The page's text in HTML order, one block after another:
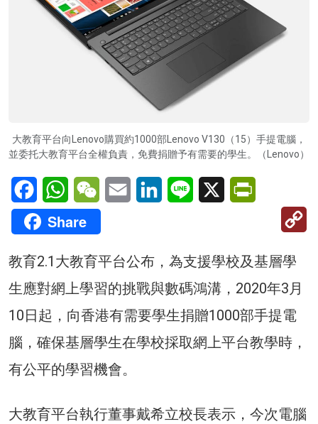
大教育平台向Lenovo購買約1000部Lenovo V130（15）手提電腦，
並委托大教育平台全權負責，免費捐贈予有需要的學生。（Lenovo）
FacebookWhatsAppWeChatEmail LinkedInLine X
Share
教育2.1大教育平台公布，為支援學校及基層學
生應對網上學習的挑戰與數碼鴻溝，2020年3月
10日起，向香港有需要學生捐贈1000部手提電
腦，確保基層學生在學校採取網上平台教學時，
有公平的學習機會。
大教育平台執行董事戴希立校長表示，今次電腦